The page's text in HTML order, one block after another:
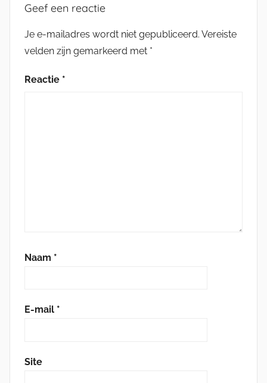
Geef een reactie
Je e-mailadres wordt niet gepubliceerd. Vereiste
velden zijn gemarkeerd met *
Reactie *
Naam *
E-mail *
Site